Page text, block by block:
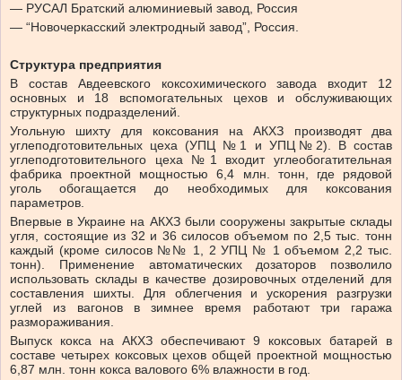
— РУСАЛ Братский алюминиевый завод, Россия
— “Новочеркасский электродный завод”, Россия.
Структура предприятия
В состав Авдеевского коксохимического завода входит 12
основных и 18 вспомогательных цехов и обслуживающих
структурных подразделений.
Угольную шихту для коксования на АКХЗ производят два
углеподготовительных цеха (УПЦ №1 и УПЦ№2). В состав
углеподготовительного цеха №1 входит углеобогатительная
фабрика проектной мощностью 6,4 млн. тонн, где рядовой
уголь обогащается до необходимых для коксования
параметров.
Впервые в Украине на АКХЗ были сооружены закрытые склады
угля, состоящие из 32 и 36 силосов объемом по 2,5 тыс. тонн
каждый (кроме силосов №№ 1, 2 УПЦ № 1 объемом 2,2 тыс.
тонн). Применение автоматических дозаторов позволило
использовать склады в качестве дозировочных отделений для
составления шихты. Для облегчения и ускорения разгрузки
углей из вагонов в зимнее время работают три гаража
размораживания.
Выпуск кокса на АКХЗ обеспечивают 9 коксовых батарей в
составе четырех коксовых цехов общей проектной мощностью
6,87 млн. тонн кокса валового 6% влажности в год.